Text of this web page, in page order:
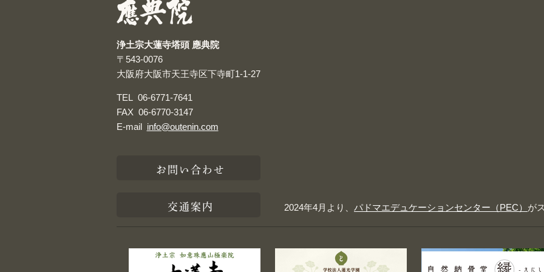
浄土宗大蓮寺塔頭 應典院
〒543-0076
大阪府大阪市天王寺区下寺町1-1-27
TEL 06-6771-7641
FAX 06-6770-3147
E-mail info@outenin.com
お問い合わせ
交通案内 2024年4月より、 パドマエデュケーションセンター（PEC） が